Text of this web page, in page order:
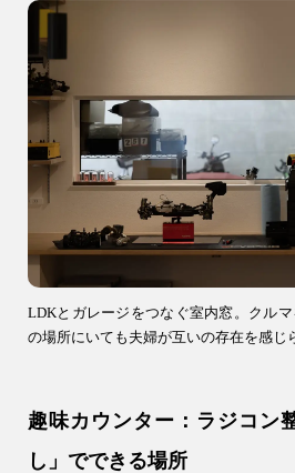
LDKとガレージをつなぐ室内窓。クル
の場所にいても夫婦が互いの存在を感じ
趣味カウンター：ラジコン
し」でできる場所